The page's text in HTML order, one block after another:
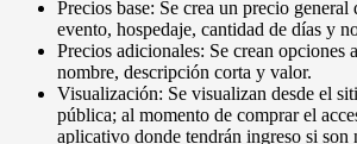
Precios base: Se crea un precio
evento, hospedaje, cantidad de días y
Precios adicionales: Se crean opciones
nombre, descripción corta y valor.
Visualización: Se visualizan desde el
pública; al momento de comprar el
aplicativo donde tendrán ingreso si son